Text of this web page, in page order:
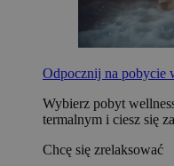
Odpocznij na pobycie
Wybierz pobyt
termalnym i ciesz się
Chcę się zrelaksować